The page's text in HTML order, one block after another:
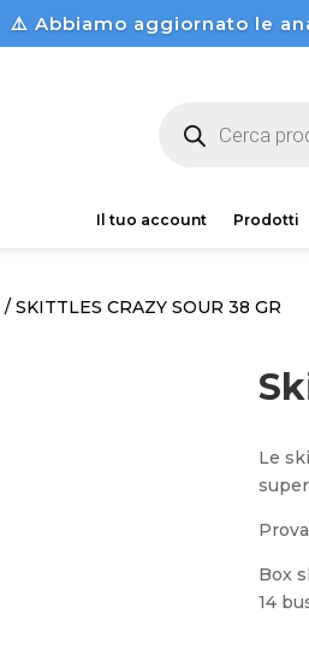
⚠️ Abbiamo aggiornato le
search
Il tuo account Prodotti
/ SKITTLES CRAZY SOUR 38 GR
Le
Box
14